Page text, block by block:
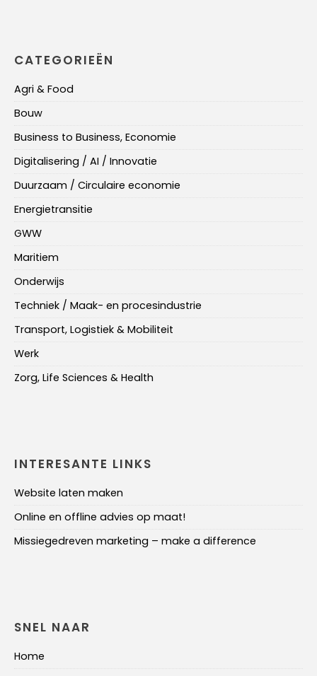
CATEGORIEËN
Agri & Food
Bouw
Business to Business, Economie
Digitalisering / AI / Innovatie
Duurzaam / Circulaire economie
Energietransitie
GWW
Maritiem
Onderwijs
Techniek / Maak- en procesindustrie
Transport, Logistiek & Mobiliteit
Werk
Zorg, Life Sciences & Health
INTERESANTE LINKS
Website laten maken
Online en offline advies op maat!
Missiegedreven marketing – make a difference
SNEL NAAR
Home